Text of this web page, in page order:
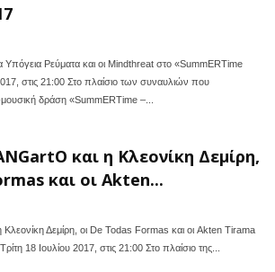
Ρεύματα και οι Mindthreat στο «SummERTime
στις 21:00 Στο πλαίσιο των συναυλιών που
μουσική δράση «SummERTime –...
και η Κλεονίκη Δεμίρη,
και οι Akten...
Δεμίρη, οι De Todas Formas και οι Akten Tirama
18 Ιουλίου 2017, στις 21:00 Στο πλαίσιο της...